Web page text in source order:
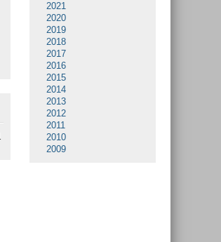
2021
2020
2019
2018
2017
2016
2015
2014
2013
2012
2011
2010
2009